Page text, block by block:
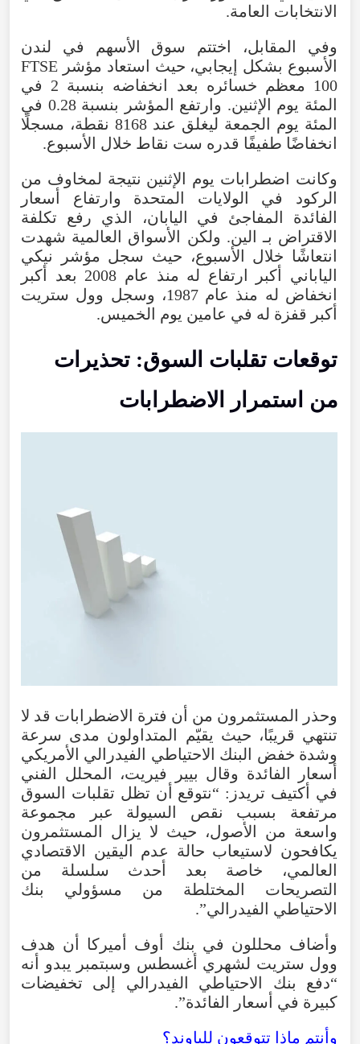
الانتخابات العامة.
وفي المقابل، اختتم سوق الأسهم في لندن
الأسبوع بشكل إيجابي، حيث استعاد مؤشر FTSE
100 معظم خسائره بعد انخفاضه بنسبة 2 في
المئة يوم الإثنين. وارتفع المؤشر بنسبة 0.28 في
المئة يوم الجمعة ليغلق عند 8168 نقطة، مسجلًا
انخفاضًا طفيفًا قدره ست نقاط خلال الأسبوع.
وكانت اضطرابات يوم الإثنين نتيجة لمخاوف من
الركود في الولايات المتحدة وارتفاع أسعار
الفائدة المفاجئ في اليابان، الذي رفع تكلفة
الاقتراض بـ الين. ولكن الأسواق العالمية شهدت
انتعاشًا خلال الأسبوع، حيث سجل مؤشر نيكي
الياباني أكبر ارتفاع له منذ عام 2008 بعد أكبر
انخفاض له منذ عام 1987، وسجل وول ستريت
أكبر قفزة له في عامين يوم الخميس.
توقعات تقلبات السوق: تحذيرات
من استمرار الاضطرابات
وحذر المستثمرون من أن فترة الاضطرابات قد لا
تنتهي قريبًا، حيث يقيّم المتداولون مدى سرعة
وشدة خفض البنك الاحتياطي الفيدرالي الأمريكي
أسعار الفائدة وقال بيير فيريت، المحلل الفني
في أكتيف تريدز: “نتوقع أن تظل تقلبات السوق
مرتفعة بسبب نقص السيولة عبر مجموعة
واسعة من الأصول، حيث لا يزال المستثمرون
يكافحون لاستيعاب حالة عدم اليقين الاقتصادي
العالمي، خاصة بعد أحدث سلسلة من
التصريحات المختلطة من مسؤولي بنك
الاحتياطي الفيدرالي”.
وأضاف محللون في بنك أوف أميركا أن هدف
وول ستريت لشهري أغسطس وسبتمبر يبدو أنه
“دفع بنك الاحتياطي الفيدرالي إلى تخفيضات
كبيرة في أسعار الفائدة”.
وأنتم ماذا تتوقعون للباوند؟